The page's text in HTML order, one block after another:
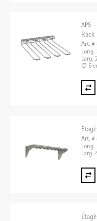
APS
Art. #
Long.
Larg.
∅ 6
Art. #
Long.
Larg.